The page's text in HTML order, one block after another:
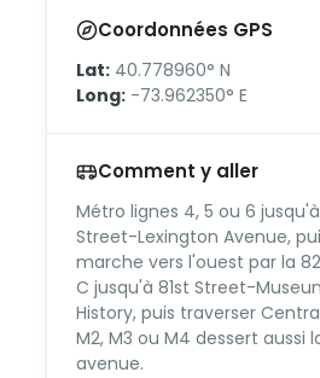
Coordonnées GPS
Lat: 40.778960° N
Long: -73.962350° E
Comment y aller
Métro lignes 4, 5 ou 6
Street-Lexington Avenue,
marche vers l'ouest par la
C jusqu'à 81st Street-
History, puis traverser Central
M2, M3 ou M4 dessert aussi
avenue.